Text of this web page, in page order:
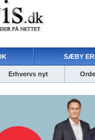
SÆBY
Erhvervs nyt